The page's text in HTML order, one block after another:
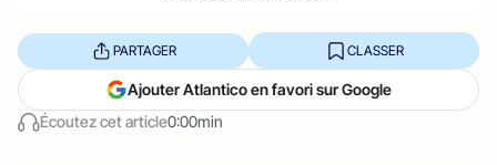
Écoutez cet article0:00min
PARTAGER CLASSER
Ajouter Atlantico en favori sur Google